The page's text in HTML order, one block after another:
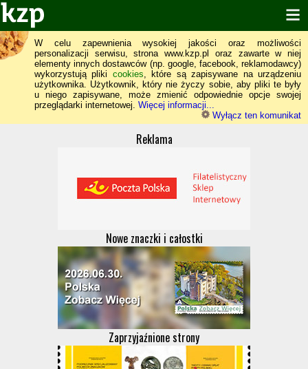
W celu zapewnienia wysokiej jakości oraz możliwości
personalizacji serwisu, strona www.kzp.pl oraz zawarte w niej
elementy innych dostawców (np. google, facebook, reklamodawcy)
wykorzystują pliki cookies, które są zapisywane na urządzeniu
użytkownika. Użytkownik, który nie życzy sobie, aby pliki te były
u niego zapisywane, może zmienić odpowiednie opcje swojej
przeglądarki internetowej. Więcej informacji...
Wyłącz ten komunikat
Reklama
Nowe znaczki i całostki
Zaprzyjaźnione strony